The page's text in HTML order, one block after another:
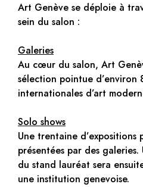
Art Genève se déploie à
sein du salon :
Galeries
Au cœur du salon, Art
sélection pointue d’environ
internationales d’art
Solo shows
Une trentaine d’expositions
présentées par des
du stand lauréat sera
une institution genevoise.